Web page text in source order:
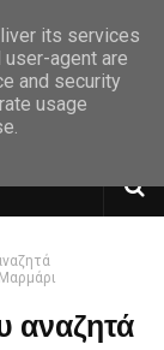
αναζητά
its services
user-agent are
and security
usage